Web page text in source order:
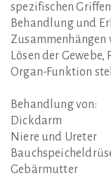
spezifischen Griffen
Behandlung und
Lösen der
Organ-Funktion
Behandlung von:
Dickdarm
Niere und Ureter
Gebärmutter